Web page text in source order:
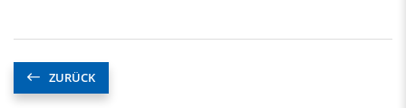
ZURÜCK